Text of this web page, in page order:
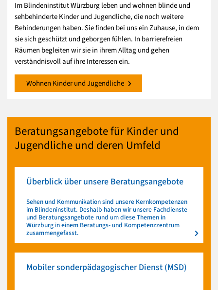
Im Blindeninstitut Würzburg leben und wohnen blinde und
sehbehinderte Kinder und Jugendliche, die noch weitere
Behinderungen haben. Sie finden bei uns ein Zuhause, in dem
sie sich geschützt und geborgen fühlen. In barrierefreien
Räumen begleiten wir sie in ihrem Alltag und gehen
verständnisvoll auf ihre Interessen ein.
Wohnen Kinder und Jugendliche
Beratungsangebote für Kinder und
Jugendliche und deren Umfeld
Überblick über unsere Beratungsangebote
Sehen und Kommunikation sind unsere Kernkompetenzen
im Blindeninstitut. Deshalb haben wir unsere Fachdienste
und Beratungsangebote rund um diese Themen in
Würzburg in einem Beratungs- und Kompetenzzentrum
zusammengefasst.
Mobiler sonderpädagogischer Dienst (MSD)